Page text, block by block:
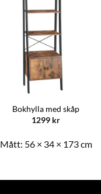
Bokhylla med skåp
1299 kr
Mått: 56 × 34 × 173 cm